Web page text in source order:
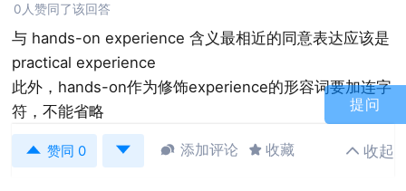
提问
0人赞同了该回答
与 hands-on experience 含义最相近的同意表达应该是
practical experience
此外，hands-on作为修饰experience的形容词要加连字
符，不能省略
 赞同 0   添加评论  收藏  收起